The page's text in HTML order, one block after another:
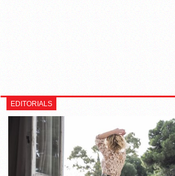
EDITORIALS